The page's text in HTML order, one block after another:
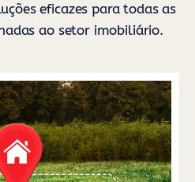
eficazes para todas as
ao setor imobiliário.